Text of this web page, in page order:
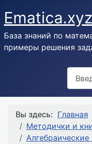
Ematica.xyz
База знаний по
примеры решения
Вы здесь: Главная
Методички и
Алгебраические